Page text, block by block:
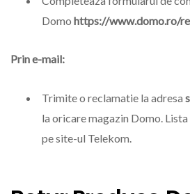
Domo https://www.domo.ro/
Prin e-mail:
Trimite o reclamatie la adresa
la oricare magazin Domo.
pe site-ul Telekom.